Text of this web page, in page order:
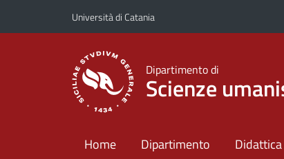
Vai al contenuto principale
Vai al menu di navigazione
Università di Catania
Dipartimento di
Scienze
Home Dipartimento Didattica